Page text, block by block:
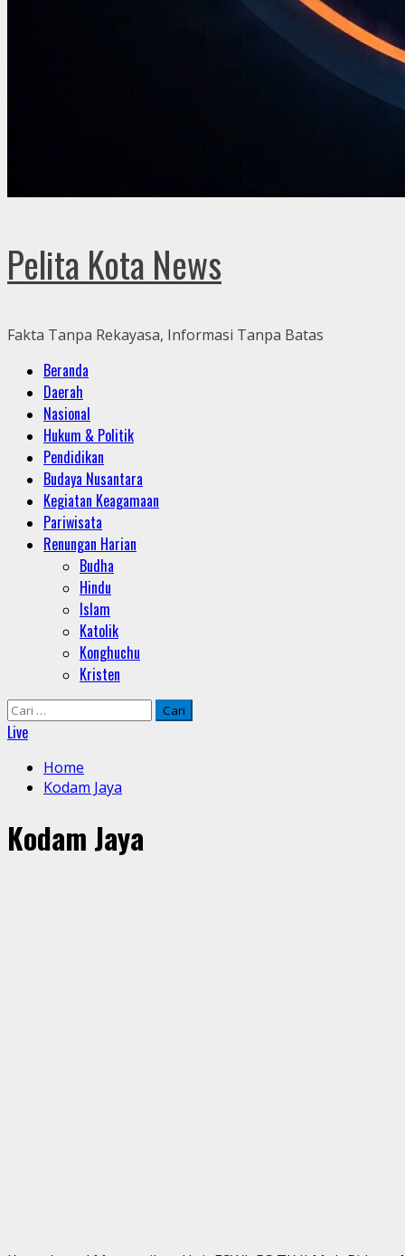
Pelita Kota News
Fakta Tanpa Rekayasa, Informasi Tanpa Batas
Primary
Menu
Beranda
Daerah
Nasional
Hukum & Politik
Pendidikan
Budaya Nusantara
Kegiatan Keagamaan
Pariwisata
Renungan Harian
Budha
Hindu
Islam
Katolik
Konghuchu
Kristen
Cari
untuk:
Live
Home
Kodam Jaya
Kodam Jaya